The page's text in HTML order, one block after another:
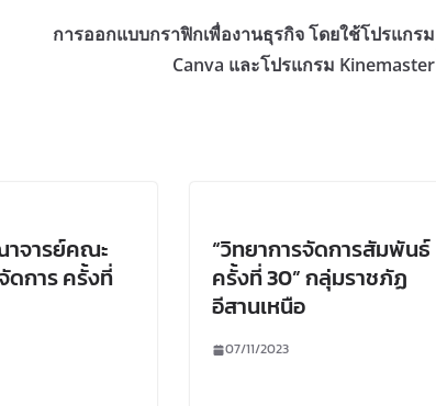
การออกแบบกราฟิกเพื่องานธุรกิจ โดยใช้โปรแกรม
Canva และโปรแกรม Kinemaster
จารย์คณะ
ดการ ครั้งที่
“วิทยาการจัดการสัมพันธ์
ครั้งที่ 30” กลุ่มราชภัฏ
อีสานเหนือ
07/11/2023